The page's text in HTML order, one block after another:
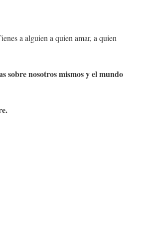
a alguien a quien amar, a quien
sobre nosotros mismos y el mundo